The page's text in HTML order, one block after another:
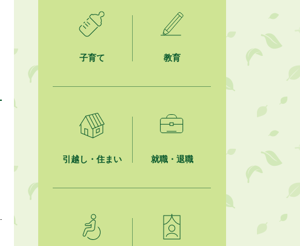
2026年8月1日
「かけがわ手話動画」で手話を学ぼ
2026年8月1日
今月の広報かけがわ
2026年8月1日
市議会だより 第100号 (令和8年8月
子育て 教育
引越し・住まい 就職・退職